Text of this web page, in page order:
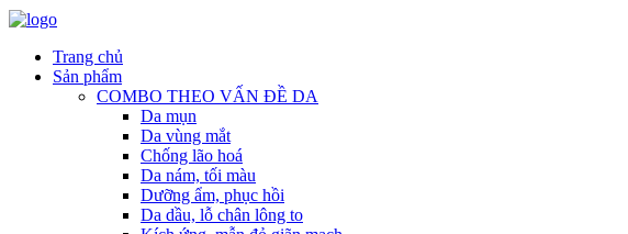
Trang chủ
Sản phẩm
COMBO THEO VẤN ĐỀ DA
Da mụn
Da vùng mắt
Chống lão hoá
Da nám, tối màu
Dưỡng ẩm, phục hồi
Da dầu, lỗ chân lông to